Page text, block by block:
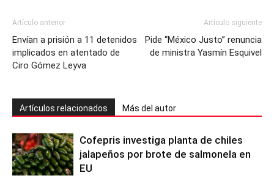
Artículo anterior
Envían a prisión a 11 detenidos
implicados en atentado de
Ciro Gómez Leyva
Artículo siguiente
Pide “México Justo” renuncia
de ministra Yasmín Esquivel
Artículos relacionados Más del autor
Cofepris investiga planta de chiles
jalapeños por brote de salmonela en
EU